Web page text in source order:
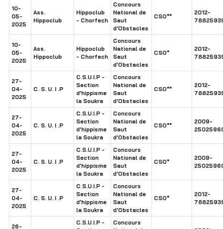
10-
05-
2025
Ass.
Hippoclub
Hippoclub
- Chorfech
Concours
National de
Saut
d'Obstacles
CSO**
2012-
10-
05-
2025
Ass.
Hippoclub
Hippoclub
- Chorfech
Concours
National de
Saut
d'Obstacles
CSO*
2012-
27-
04-
2025
C. S. U. I .P
C.S.U.I.P -
Section
d'hippisme
la Soukra
Concours
National de
Saut
d'Obstacles
CSO**
2012-
27-
04-
2025
C. S. U. I .P
C.S.U.I.P -
Section
d'hippisme
la Soukra
Concours
National de
Saut
d'Obstacles
CSO**
2009-
27-
04-
2025
C. S. U. I .P
C.S.U.I.P -
Section
d'hippisme
la Soukra
Concours
National de
Saut
d'Obstacles
CSO*
2009-
27-
04-
2025
C. S. U. I .P
C.S.U.I.P -
Section
d'hippisme
la Soukra
Concours
National de
Saut
d'Obstacles
CSO*
2012-
26-
C.S.U.I.P -
Concours